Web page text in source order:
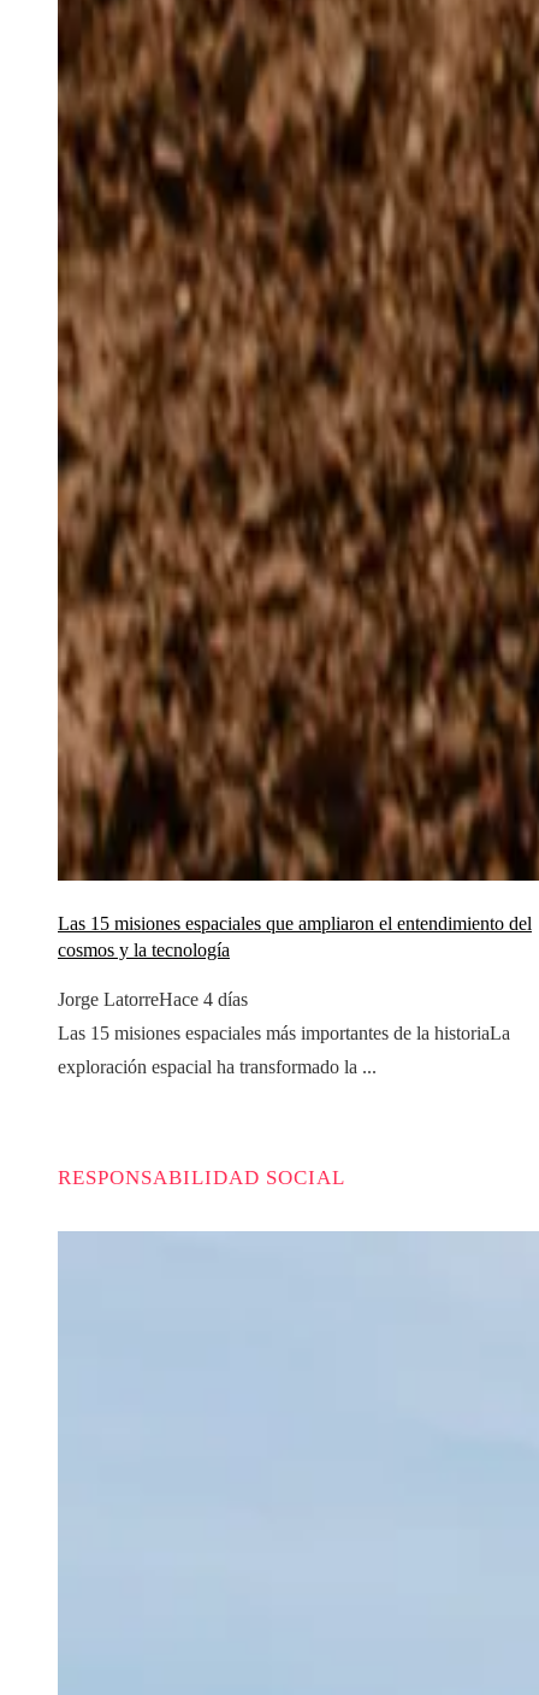
Las 15 misiones espaciales que ampliaron el entendimiento del
cosmos y la tecnología
Jorge LatorreHace 4 días
Las 15 misiones espaciales más importantes de la historiaLa
exploración espacial ha transformado la ...
RESPONSABILIDAD SOCIAL